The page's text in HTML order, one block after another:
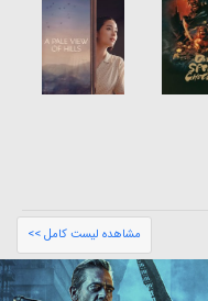
مشاهده لیست کامل >>